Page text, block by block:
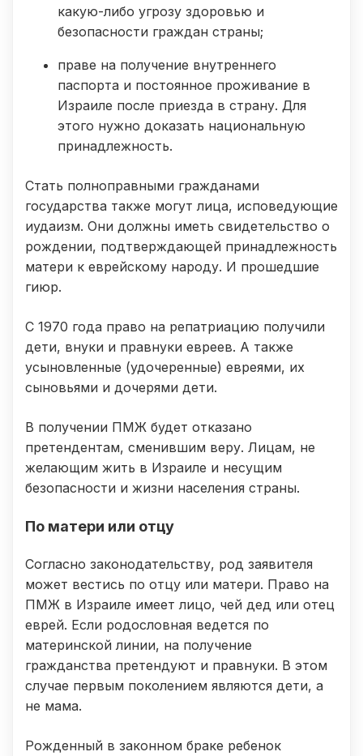
какую-либо угрозу здоровью и
безопасности граждан страны;
праве на получение внутреннего
паспорта и постоянное проживание в
Израиле после приезда в страну. Для
этого нужно доказать национальную
принадлежность.
Стать полноправными гражданами
государства также могут лица, исповедующие
иудаизм. Они должны иметь свидетельство о
рождении, подтверждающей принадлежность
матери к еврейскому народу. И прошедшие
гиюр.
С 1970 года право на репатриацию получили
дети, внуки и правнуки евреев. А также
усыновленные (удочеренные) евреями, их
сыновьями и дочерями дети.
В получении ПМЖ будет отказано
претендентам, сменившим веру. Лицам, не
желающим жить в Израиле и несущим
безопасности и жизни населения страны.
По матери или отцу
Согласно законодательству, род заявителя
может вестись по отцу или матери. Право на
ПМЖ в Израиле имеет лицо, чей дед или отец
еврей. Если родословная ведется по
материнской линии, на получение
гражданства претендуют и правнуки. В этом
случае первым поколением являются дети, а
не мама.
Рожденный в законном браке ребенок